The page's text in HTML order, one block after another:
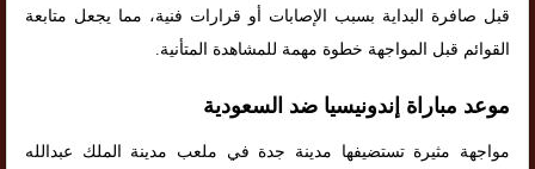
قبل صافرة البداية بسبب الإصابات أو قرارات فنية، مما يجعل متابعة
القوائم قبل المواجهة خطوة مهمة للمشاهدة المتأنية.
موعد مباراة إندونيسيا ضد السعودية
مواجهة مثيرة تستضيفها مدينة جدة في ملعب مدينة الملك عبدالله